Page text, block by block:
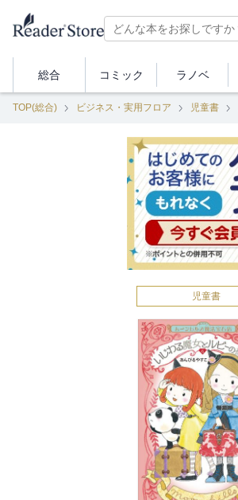
総合 コミック ラノベ
TOP(総合) ビジネス・実用フロア 児童書
児童書